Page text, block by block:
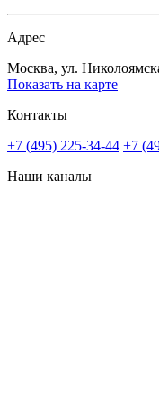
Адрес
Москва, ул.
Показать на карте
Контакты
+7 (495) 225-34-44 +7
Наши каналы